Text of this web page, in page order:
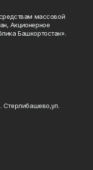
массовой
Акционерное
Башкортостан».
Стерлибашево,ул.